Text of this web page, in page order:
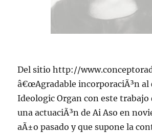
Del sitio http://
â€œAgradable incorporaciÃ³n al
Ideologic Organ con este trabajo
una actuaciÃ³n de Ai Aso en
aÃ±o pasado y que supone la